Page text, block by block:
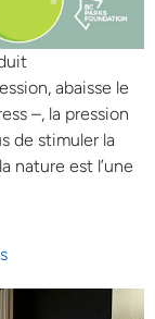
abaisse le
–, la pression
de stimuler la
nature est l’une